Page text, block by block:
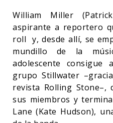
William Miller
aspirante a reportero
roll y, desde allí, se
mundillo de la
adolescente
grupo Stillwater
revista Rolling Stone–,
sus miembros y
Lane (Kate Hudson),